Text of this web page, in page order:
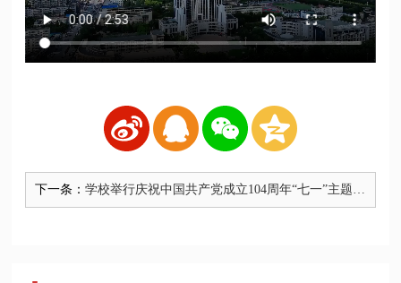
下一条：学校举行庆祝中国共产党成立104周年“七一”主题党
日活动